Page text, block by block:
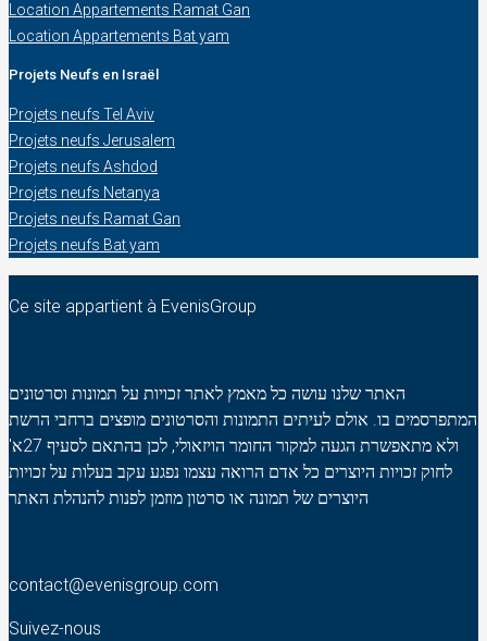
Location Appartements Ramat Gan
Location Appartements Bat yam
Projets Neufs en Israël
Projets neufs Tel Aviv
Projets neufs Jerusalem
Projets neufs Ashdod
Projets neufs Netanya
Projets neufs Ramat Gan
Projets neufs Bat yam
Ce site appartient à EvenisGroup
האתר שלנו עושה כל מאמץ לאתר זכויות על תמונות וסרטונים
המתפרסמים בו. אולם לעיתים התמונות והסרטונים מופצים ברחבי הרשת
ולא מתאפשרת הגעה למקור החומר הויזאולי, לכן בהתאם לסעיף 27א'
לחוק זכויות היוצרים כל אדם הרואה עצמו נפגע עקב בעלות על זכויות
היוצרים של תמונה או סרטון מוזמן לפנות להנהלת האתר
contact@evenisgroup.com
Suivez-nous